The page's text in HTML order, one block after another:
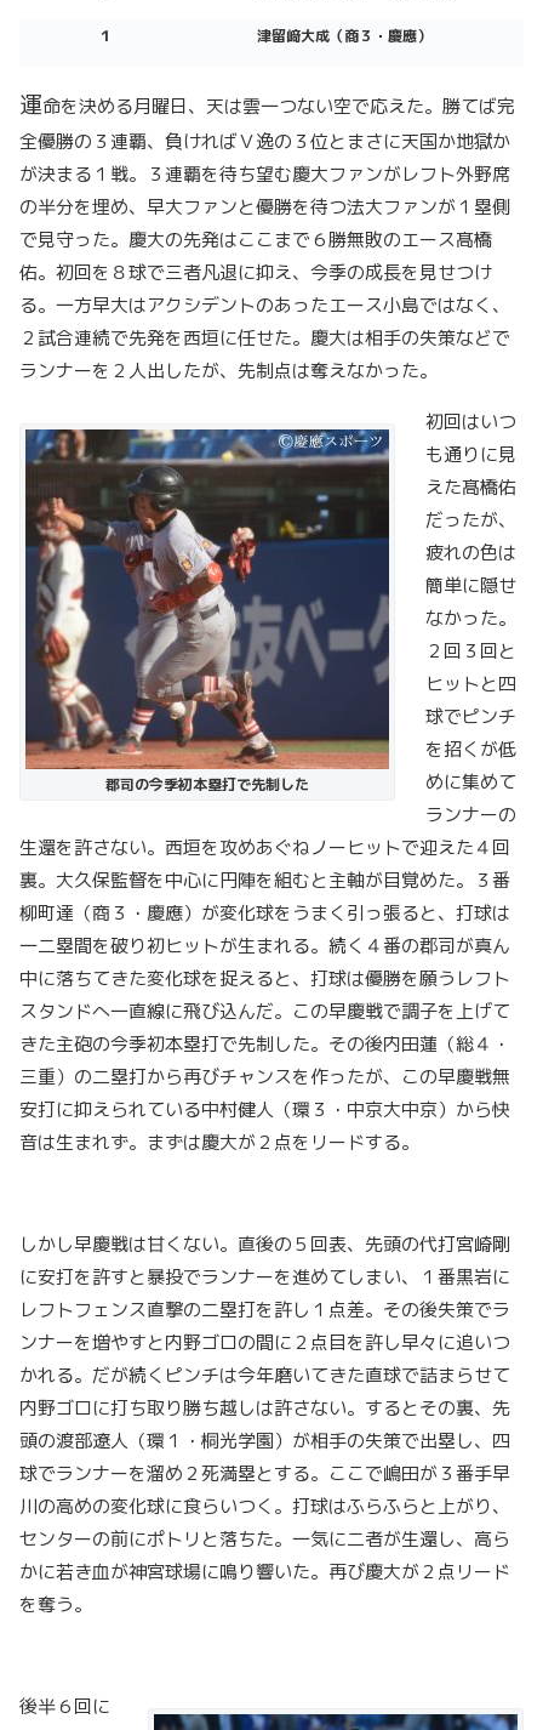
１ 津留﨑大成（商３・慶應）
運命を決める月曜日、天は雲一つない空で応えた。勝てば完
全優勝の３連覇、負ければＶ逸の３位とまさに天国か地獄か
が決まる１戦。３連覇を待ち望む慶大ファンがレフト外野席
の半分を埋め、早大ファンと優勝を待つ法大ファンが１塁側
で見守った。慶大の先発はここまで６勝無敗のエース髙橋
佑。初回を８球で三者凡退に抑え、今季の成長を見せつけ
る。一方早大はアクシデントのあったエース小島ではなく、
２試合連続で先発を西垣に任せた。慶大は相手の失策などで
ランナーを２人出したが、先制点は奪えなかった。
郡司の今季初本塁打で先制した
初回はいつ
も通りに見
えた髙橋佑
だったが、
疲れの色は
簡単に隠せ
なかった。
２回３回と
ヒットと四
球でピンチ
を招くが低
めに集めて
ランナーの
生還を許さない。西垣を攻めあぐねノーヒットで迎えた４回
裏。大久保監督を中心に円陣を組むと主軸が目覚めた。３番
柳町達（商３・慶應）が変化球をうまく引っ張ると、打球は
一二塁間を破り初ヒットが生まれる。続く４番の郡司が真ん
中に落ちてきた変化球を捉えると、打球は優勝を願うレフト
スタンドへ一直線に飛び込んだ。この早慶戦で調子を上げて
きた主砲の今季初本塁打で先制した。その後内田蓮（総４・
三重）の二塁打から再びチャンスを作ったが、この早慶戦無
安打に抑えられている中村健人（環３・中京大中京）から快
音は生まれず。まずは慶大が２点をリードする。
しかし早慶戦は甘くない。直後の５回表、先頭の代打宮崎剛
に安打を許すと暴投でランナーを進めてしまい、１番黒岩に
レフトフェンス直撃の二塁打を許し１点差。その後失策でラ
ンナーを増やすと内野ゴロの間に２点目を許し早々に追いつ
かれる。だが続くピンチは今年磨いてきた直球で詰まらせて
内野ゴロに打ち取り勝ち越しは許さない。するとその裏、先
頭の渡部遼人（環１・桐光学園）が相手の失策で出塁し、四
球でランナーを溜め２死満塁とする。ここで嶋田が３番手早
川の高めの変化球に食らいつく。打球はふらふらと上がり、
センターの前にポトリと落ちた。一気に二者が生還し、高ら
かに若き血が神宮球場に鳴り響いた。再び慶大が２点リード
を奪う。
後半６回に